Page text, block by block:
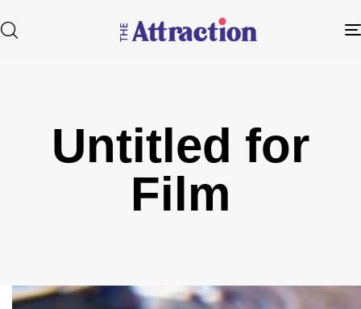
Type and hit enter
Untitled for
Film